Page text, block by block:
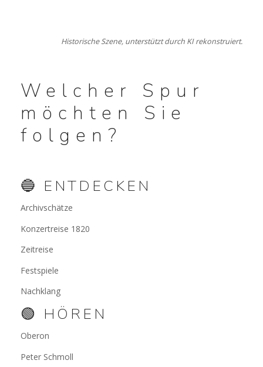
Historische Szene, unterstützt durch KI rekonstruiert.
Welcher Spur
möchten Sie
folgen?
🔵 ENTDECKEN
Archivschätze
Konzertreise 1820
Zeitreise
Festspiele
Nachklang
🟢 HÖREN
Oberon
Peter Schmoll